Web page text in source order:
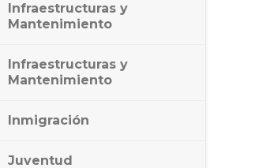
Infraestructuras y
Mantenimiento
Infraestructuras y
Mantenimiento
Inmigración
Juventud